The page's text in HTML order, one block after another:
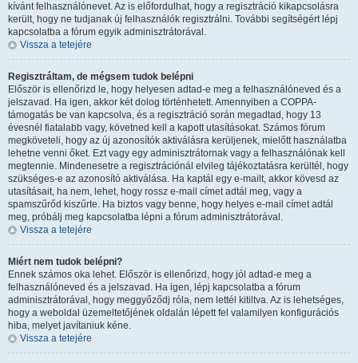
kívánt felhasználónevet. Az is előfordulhat, hogy a regisztráció kikapcsolásra
került, hogy ne tudjanak új felhasználók regisztrálni. További segítségért lépj
kapcsolatba a fórum egyik adminisztrátorával.
Vissza a tetejére
Regisztráltam, de mégsem tudok belépni
Először is ellenőrizd le, hogy helyesen adtad-e meg a felhasználóneved és a
jelszavad. Ha igen, akkor két dolog történhetett. Amennyiben a COPPA-
támogatás be van kapcsolva, és a regisztráció során megadtad, hogy 13
évesnél fiatalabb vagy, követned kell a kapott utasításokat. Számos fórum
megköveteli, hogy az új azonosítók aktiválásra kerüljenek, mielőtt használatba
lehetne venni őket. Ezt vagy egy adminisztrátornak vagy a felhasználónak kell
megtennie. Mindenesetre a regisztrációnál elvileg tájékoztatásra kerültél, hogy
szükséges-e az azonosító aktiválása. Ha kaptál egy e-mailt, akkor kövesd az
utasításait, ha nem, lehet, hogy rossz e-mail címet adtál meg, vagy a
spamszűrőd kiszűrte. Ha biztos vagy benne, hogy helyes e-mail címet adtál
meg, próbálj meg kapcsolatba lépni a fórum adminisztrátorával.
Vissza a tetejére
Miért nem tudok belépni?
Ennek számos oka lehet. Először is ellenőrizd, hogy jól adtad-e meg a
felhasználóneved és a jelszavad. Ha igen, lépj kapcsolatba a fórum
adminisztrátorával, hogy meggyőződj róla, nem lettél kitiltva. Az is lehetséges,
hogy a weboldal üzemeltetőjének oldalán lépett fel valamilyen konfigurációs
hiba, melyet javítaniuk kéne.
Vissza a tetejére